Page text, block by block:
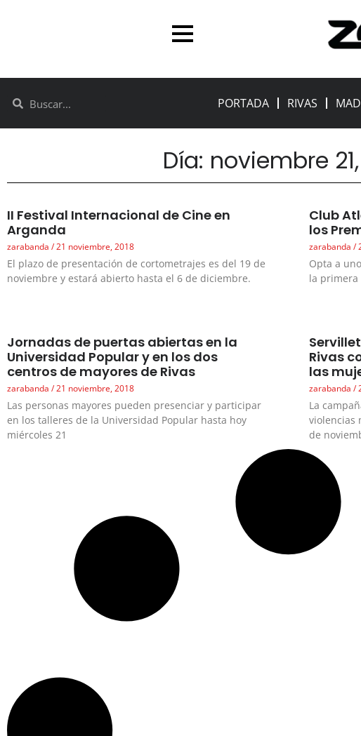
PORTADA RIVAS
Día: noviembre
II Festival Internacional de Cine en
Arganda
zarabanda 21 noviembre, 2018
El plazo de presentación de cortometrajes es del 19 de
noviembre y estará abierto hasta el 6 de diciembre.
Club
los
zarabanda
Opta a
la primera
Jornadas de puertas abiertas en la
Universidad Popular y en los dos
centros de mayores de Rivas
zarabanda 21 noviembre, 2018
Las personas mayores pueden presenciar y participar
en los talleres de la Universidad Popular hasta hoy
miércoles 21
Rivas
las
zarabanda
La
violencias
de